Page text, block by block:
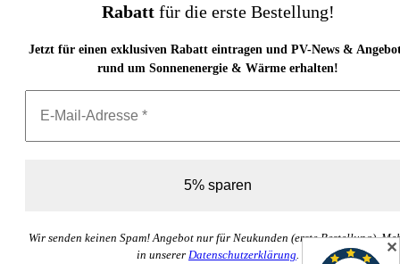
Rabattfür die erste Bestellung!
Jetzt für einen exklusiven Rabatt eintragen und PV-News &
rund um Sonnenenergie & Wärme erhalten!
Wir senden keinen Spam! Angebot nur für Neukunden (erste Bestellung).
in unserer Datenschutzerklärung ✕